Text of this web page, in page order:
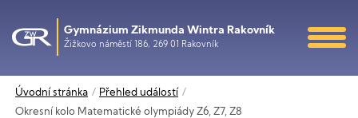
Gymnázium Zikmunda Wintra Rakovník
Žižkovo náměstí 186, 269 01 Rakovník
Úvodní stránka
Přehled událostí
Okresní kolo Matematické olympiády Z6, Z7, Z8